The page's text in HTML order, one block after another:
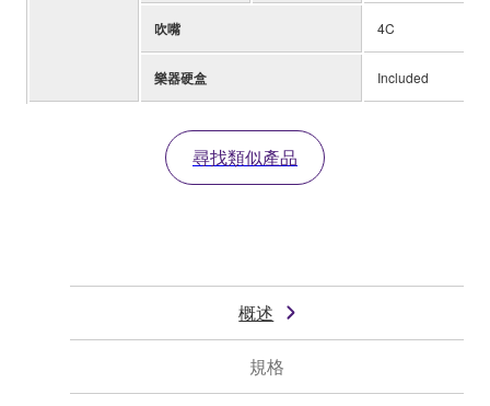
吹嘴 4C
樂器硬盒 Included
尋找類似產品
概述
規格